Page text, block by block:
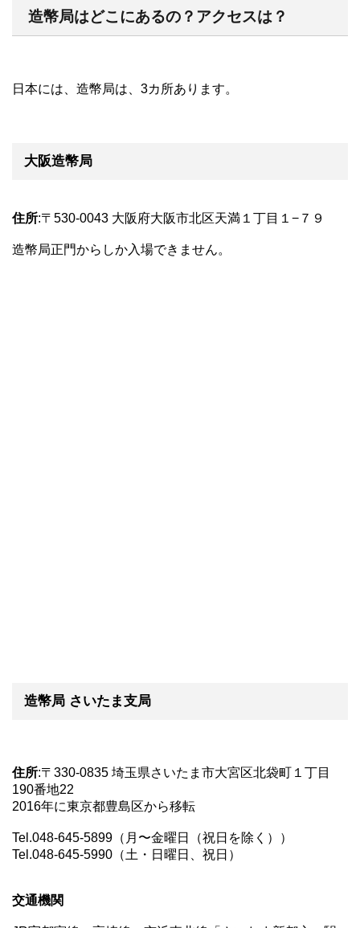
造幣局はどこにあるの？アクセスは？
日本には、造幣局は、3カ所あります。
大阪造幣局
住所:〒530-0043 大阪府大阪市北区天満１丁目１−７９
造幣局正門からしか入場できません。
造幣局 さいたま支局
住所:〒330-0835 埼玉県さいたま市大宮区北袋町１丁目
190番地22
2016年に東京都豊島区から移転
Tel.048-645-5899（月〜金曜日（祝日を除く））
Tel.048-645-5990（土・日曜日、祝日）
交通機関